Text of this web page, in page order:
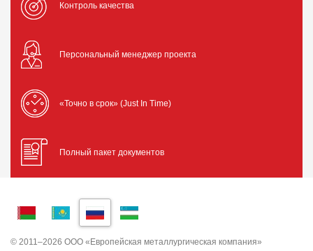
Контроль качества
Персональный менеджер проекта
«Точно в срок» (Just In Time)
Полный пакет документов
© 2011–2026 ООО «Европейская металлургическая компания»